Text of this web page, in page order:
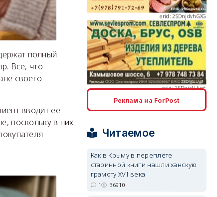
полный
Все, что
своего
вводит ее
поскольку в них
erid: 2SDnjcLUypt
erid: 2SDnjcrDNw6
Реклама на ForPost
Читаемое
Как в Крыму в переплёте
старинной книги нашли ханскую
грамоту XVI века
1 36910